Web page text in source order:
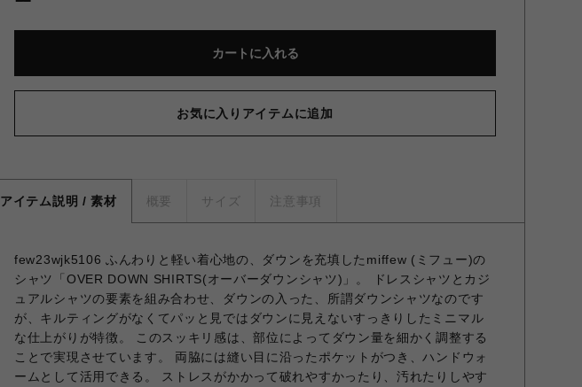
カートに入れる
お気に入りアイテムに追加
アイテム説明 / 素材 概要 サイズ 注意事項
few23wjk5106 ふんわりと軽い着心地の、ダウンを充填したmiffew (ミフュー)の
シャツ「OVER DOWN SHIRTS(オーバーダウンシャツ)」。 ドレスシャツとカジ
ュアルシャツの要素を組み合わせ、ダウンの入った、所謂ダウンシャツなのです
が、キルティングがなくてパッと見ではダウンに見えないすっきりしたミニマル
な仕上がりが特徴。 このスッキリ感は、部位によってダウン量を細かく調整する
ことで実現させています。 両脇には縫い目に沿ったポケットがつき、ハンドウォ
ームとして活用できる。 ストレスがかかって破れやすかったり、汚れたりしやす